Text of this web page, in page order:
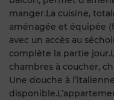
manger.La cuisine,
aménagée et équipée
avec un accès au
complète la partie
chambres à coucher,
Une douche à